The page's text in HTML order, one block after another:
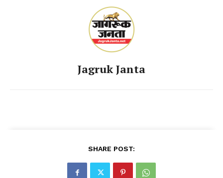
Jagruk Janta
SHARE POST: